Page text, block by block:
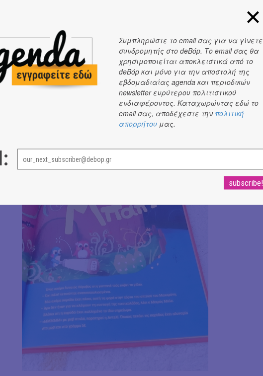
Συμπληρώστε το email σας για να γίνετε
συνδρομητής στο deBόp. Το email σας θα
χρησιμοποιείται αποκλειστικά από το
deBόp και μόνο για την αποστολή της
εβδομαδιαίας agenda και περιοδικών
newsletter ευρύτερου πολιτιστικού
ενδιαφέροντος. Καταχωρώντας εδώ το
email σας, αποδέχεστε την πολιτική
απορρήτου μας.